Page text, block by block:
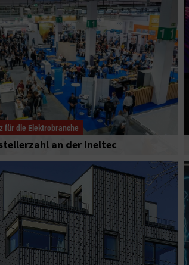
für die Elektrobranche
an der Ineltec